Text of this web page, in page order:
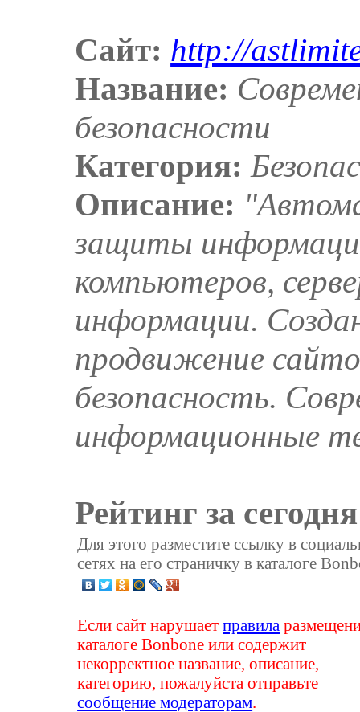
Сайт: http://
Название:
безопасности
Категория:
Описание:
защиты
компьютеров,
информации.
продвижение
безопасность.
информационные
Рейтинг за
Для этого разместите ссылку в
сетях на его страничку в каталоге
Если сайт нарушаетправила
каталоге Bonbone или содержит
некорректное название, описание,
категорию, пожалуйста отправьте
сообщение модераторам